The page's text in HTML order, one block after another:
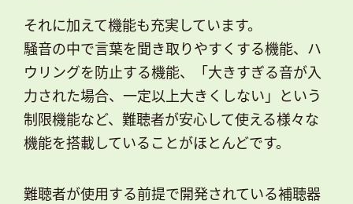
それに加えて機能も充実しています。
騒音の中で言葉を聞き取りやすくする機能、ハ
ウリングを防止する機能、「大きすぎる音が入
力された場合、一定以上大きくしない」という
制限機能など、難聴者が安心して使える様々な
機能を搭載していることがほとんどです。
難聴者が使用する前提で開発されている補聴器